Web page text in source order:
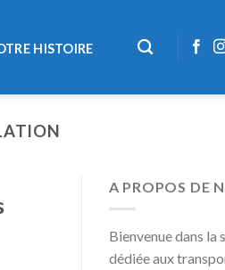
HISTOIRE
A PROPOS DE
Bienvenue dans la
dédiée aux